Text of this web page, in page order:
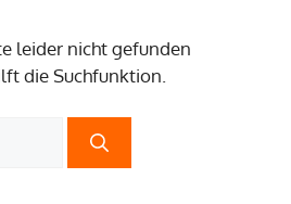
leider nicht gefunden
die Suchfunktion.